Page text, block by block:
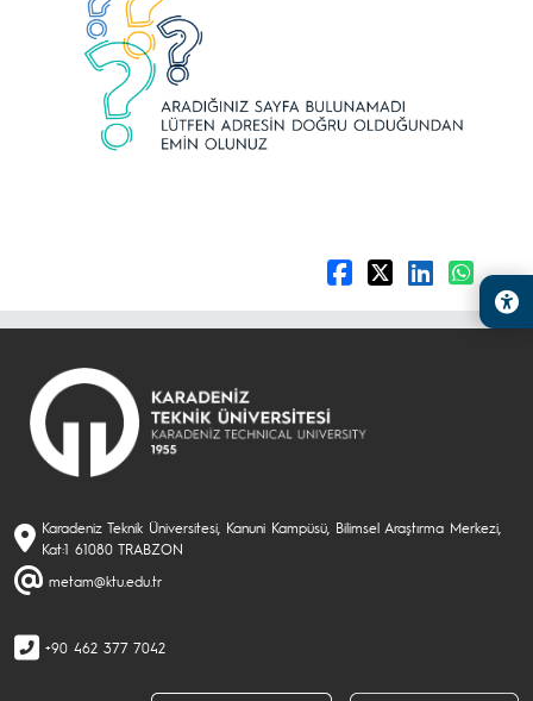
Karadeniz Teknik Üniversitesi, Kanuni Kampüsü, Bilimsel Araştırma Merkezi,
Kat:1 61080 TRABZON
metam@ktu.edu.tr
+90 462 377 7042